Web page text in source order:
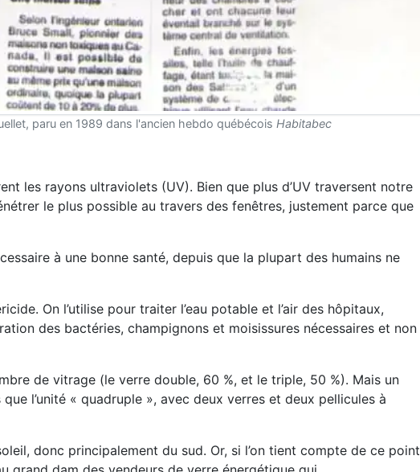
paru en 1989 dans l'ancien hebdo québécois Habitabec
les rayons ultraviolets (UV). Bien que plus d’UV traversent notre
le plus possible au travers des fenêtres, justement parce que
à une bonne santé, depuis que la plupart des humains ne
On l’utilise pour traiter l’eau potable et l’air des hôpitaux,
des bactéries, champignons et moisissures nécessaires et non
de vitrage (le verre double, 60 %, et le triple, 50 %). Mais un
l’unité « quadruple », avec deux verres et deux pellicules à
donc principalement du sud. Or, si l’on tient compte de ce point